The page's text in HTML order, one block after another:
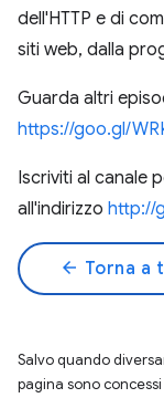
dell'HTTP e di
siti web, dalla
Guarda altri
https://goo.gl/
Iscriviti al canale
all'indirizzo http://
arrow_back Torna a
Salvo quando
pagina sono